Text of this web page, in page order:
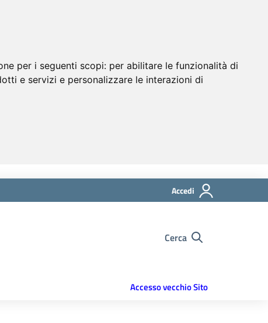
per i seguenti scopi: per abilitare le funzionalità di
e servizi e personalizzare le interazioni di
Accedi
Cerca
Accesso vecchio Sito